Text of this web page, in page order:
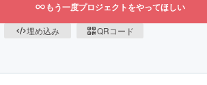
もう一度プロジェクトをやってほしい
埋め込み QRコード